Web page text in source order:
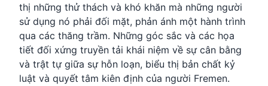
thị những thử thách và khó khăn mà những người
sử dụng nó phải đối mặt, phản ánh một hành trình
qua các thăng trầm. Những góc sắc và các họa
tiết đối xứng truyền tải khái niệm về sự cân bằng
và trật tự giữa sự hỗn loạn, biểu thị bản chất kỷ
luật và quyết tâm kiên định của người Fremen.